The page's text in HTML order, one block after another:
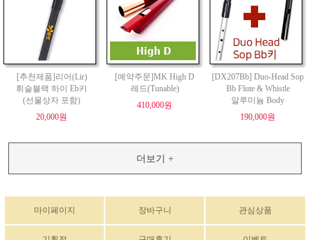
[추천제품]리어(Lir)
휘슬블랙 하이 Eb키
(선물상자 포함)
20,000원
[예약주문]MK High D
레드(Tunable)
410,000원
[DX207Bb] Duo-Head Sop
Bb Flute & Whistle
알루미늄 Body
190,000원
더보기 +
마이페이지 장바구니 관심상품